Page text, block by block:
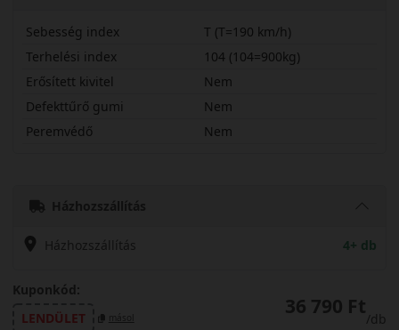
Sebesség index
T (T=190 km/h)
Terhelési index
104 (104=900kg)
Erősített kivitel
Nem
Defekttűrő gumi
Nem
Peremvédő
Nem
Házhozszállítás
Házhozszállítás 4+ db
Kuponkód:
LENDÜLET
másol 36 790 Ft
/db